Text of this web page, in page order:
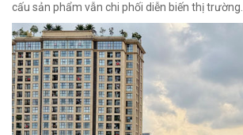
cấu sản phẩm vẫn chi phối diễn biến thị trường.